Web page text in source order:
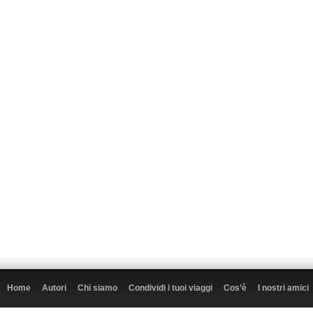
Home Autori Chi siamo Condividi i tuoi viaggi Cos’è I nostri amici